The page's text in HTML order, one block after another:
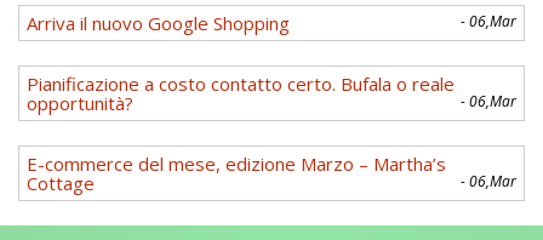
Arriva il nuovo Google Shopping - 06,Mar
Pianificazione a costo contatto certo. Bufala o reale
opportunità?
- 06,Mar
E-commerce del mese, edizione Marzo – Martha’s
Cottage
- 06,Mar